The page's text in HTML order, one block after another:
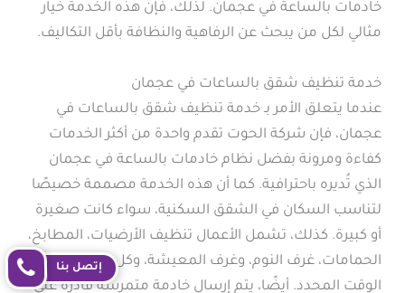
خادمات بالساعة في عجمان. لذلك، فإن هذه الخدمة خيار
مثالي لكل من يبحث عن الرفاهية والنظافة بأقل التكاليف.
خدمة تنظيف شقق بالساعات في عجمان
عندما يتعلق الأمر بـ خدمة تنظيف شقق بالساعات في
عجمان، فإن شركة الحوت تقدم واحدة من أكثر الخدمات
كفاءة ومرونة بفضل نظام خادمات بالساعة في عجمان
الذي تُديره باحترافية. كما أن هذه الخدمة مصممة خصيصًا
لتناسب السكان في الشقق السكنية، سواء كانت صغيرة
أو كبيرة. كذلك، تشمل الأعمال تنظيف الأرضيات، المطابخ،
الحمامات، غرف النوم، وغرف المعيشة، وكل ذلك يتم خلال
الوقت المحدد. أيضًا، يتم إرسال خادمة متمرسة قادرة على
إتصل بنا